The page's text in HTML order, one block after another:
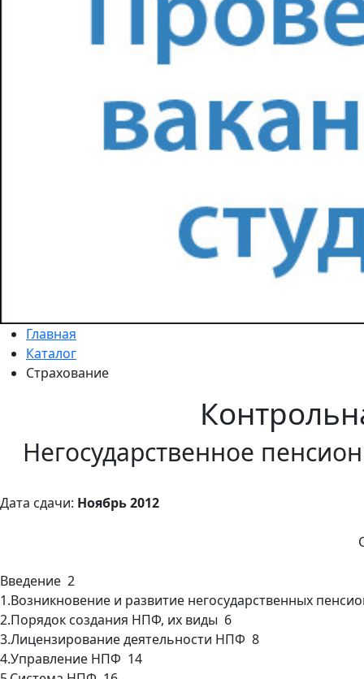
Главная
Каталог
Страхование
Негосударственное
Дата сдачи: Ноябрь 2012
Введение 2
1.Возникновение и развитие негосударственных
2.Порядок создания НПФ, их виды 6
3.Лицензирование деятельности НПФ 8
4.Управление НПФ 14